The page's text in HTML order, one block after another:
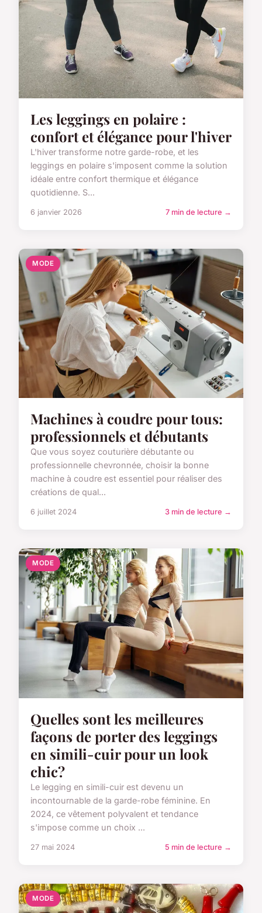
Les leggings en polaire :
confort et élégance pour l'hiver
L'hiver transforme notre garde-robe, et les
leggings en polaire s'imposent comme la solution
idéale entre confort thermique et élégance
quotidienne. S...
6 janvier 2026 7 min de lecture →
MODE
Machines à coudre pour tous:
professionnels et débutants
Que vous soyez couturière débutante ou
professionnelle chevronnée, choisir la bonne
machine à coudre est essentiel pour réaliser des
créations de qual...
6 juillet 2024 3 min de lecture →
MODE
Quelles sont les meilleures
façons de porter des leggings
en simili-cuir pour un look
chic?
Le legging en simili-cuir est devenu un
incontournable de la garde-robe féminine. En
2024, ce vêtement polyvalent et tendance
s'impose comme un choix ...
27 mai 2024 5 min de lecture →
MODE